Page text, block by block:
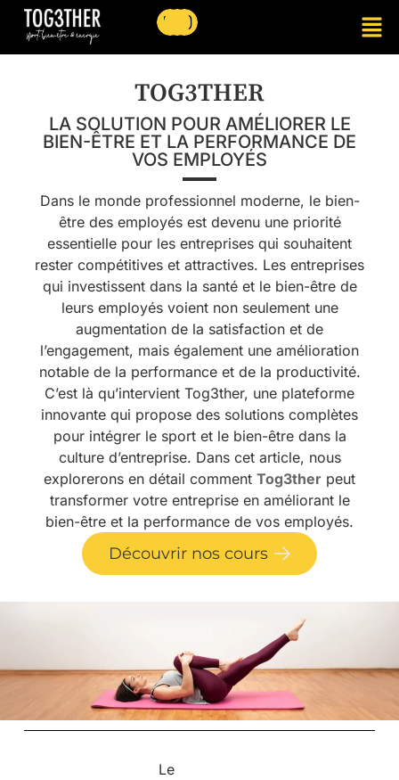
TOG3THER
LA SOLUTION POUR AMÉLIORER LE
BIEN-ÊTRE ET LA PERFORMANCE DE
VOS EMPLOYÉS
Dans le monde professionnel moderne, le bien-
être des employés est devenu une priorité
essentielle pour les entreprises qui souhaitent
rester compétitives et attractives. Les entreprises
qui investissent dans la santé et le bien-être de
leurs employés voient non seulement une
augmentation de la satisfaction et de
l’engagement, mais également une amélioration
notable de la performance et de la productivité.
C’est là qu’intervient Tog3ther, une plateforme
innovante qui propose des solutions complètes
pour intégrer le sport et le bien-être dans la
culture d’entreprise. Dans cet article, nous
explorerons en détail comment Tog3ther peut
transformer votre entreprise en améliorant le
bien-être et la performance de vos employés.
Découvrir nos cours
Le